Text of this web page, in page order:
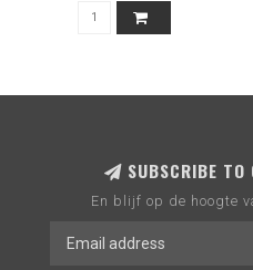
SUBSCRIBE TO
En blijf op de hoogte